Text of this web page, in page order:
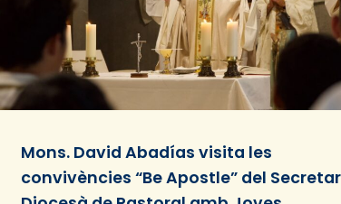
Mons. David Abadías visita les
convivències “Be Apostle” del